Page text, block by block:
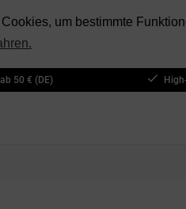
um bestimmte
50 € (DE)